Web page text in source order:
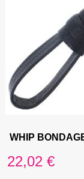
WHIP
22,02 €